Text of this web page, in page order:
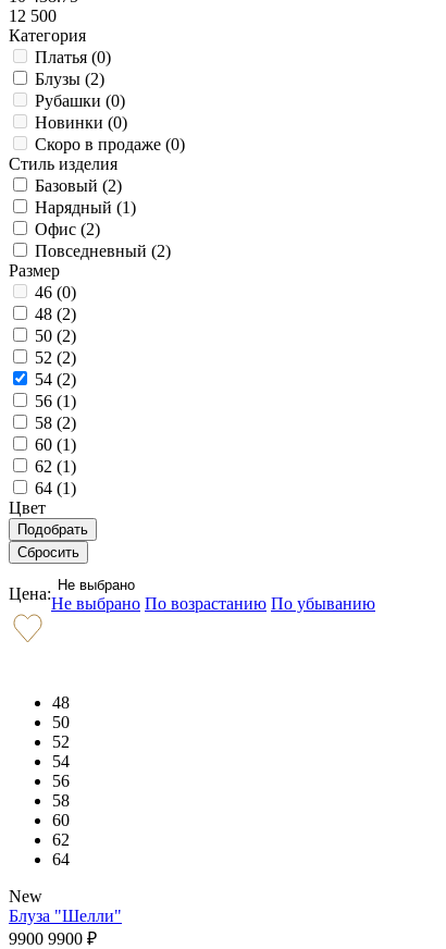
12 500
Категория
Платья (0)
Блузы (2)
Рубашки (0)
Новинки (0)
Скоро в продаже (0)
Стиль изделия
Базовый (2)
Нарядный (1)
Офис (2)
Повседневный (2)
Размер
46 (0)
48 (2)
50 (2)
52 (2)
54 (2)
56 (1)
58 (2)
60 (1)
62 (1)
64 (1)
Цвет
Цена: Не выбрано
Не выбрано По возрастанию По убыванию
48
50
52
54
56
58
60
62
64
New
Блуза "Шелли"
9900 9900 ₽